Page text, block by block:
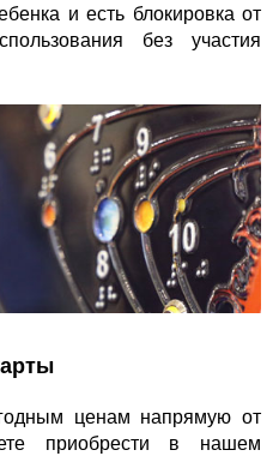
и есть блокировка от
без участия
ценам напрямую от
приобрести в нашем